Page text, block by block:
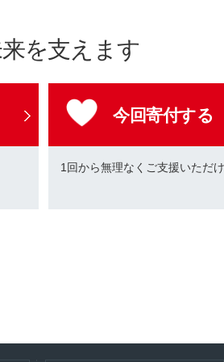
を支えます
今回寄付する
1回から無理なくご支援いただ